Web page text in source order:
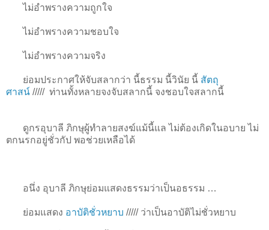
ไม่อำพรางความถูกใจ
ไม่อำพรางความชอบใจ
ไม่อำพรางความจริง
ย่อมประกาศให้จับสลากว่า นี้ธรรม นี้วินัย นี้ สัตถุ
ศาสน์ ///// ท่านทั้งหลายจงจับสลากนี้ จงชอบใจสลากนี้
ดูกรอุบาลี ภิกษุผู้ทำลายสงฆ์แม้นี้แล ไม่ต้องเกิดในอบาย ไม่
ตกนรกอยู่ชั่วกัป พอช่วยเหลือได้
อนึ่ง อุบาลี ภิกษุย่อมแสดงธรรมว่าเป็นอธรรม …
ย่อมแสดง อาบัติชั่วหยาบ ///// ว่าเป็นอาบัติไม่ชั่วหยาบ